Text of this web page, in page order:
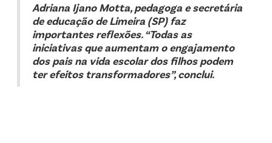
Adriana Ijano Motta, pedagoga e secretária
de educação de Limeira (SP) faz
importantes reflexões. “Todas as
iniciativas que aumentam o engajamento
dos pais na vida escolar dos filhos podem
ter efeitos transformadores”, conclui.